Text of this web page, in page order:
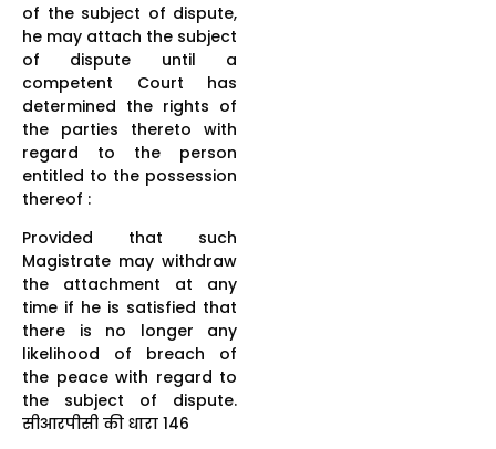
of the subject of dispute,
he may attach the subject
of dispute until a
competent Court has
determined the rights of
the parties thereto with
regard to the person
entitled to the possession
thereof :
Provided that such
Magistrate may withdraw
the attachment at any
time if he is satisfied that
there is no longer any
likelihood of breach of
the peace with regard to
the subject of dispute.
सीआरपीसी की धारा 146